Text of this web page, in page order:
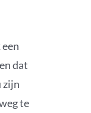
dat
zijn
te